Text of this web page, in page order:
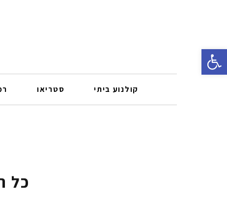
קולנוע ביתי סטריאו
כל
פתח סרגל נגישות